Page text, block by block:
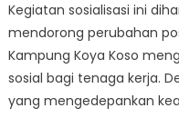
Kegiatan sosialisasi ini
mendorong perubahan
Kampung Koya Koso
sosial bagi tenaga kerja.
yang mengedepankan